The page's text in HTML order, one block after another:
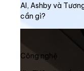
AI, Ashby và
cần gì?
Công nghệ